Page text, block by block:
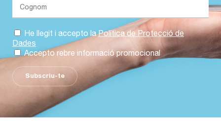
He llegit i accepto laPolítica de Protecció de
Dades
Accepto rebre informació promocional
Subscriu-te